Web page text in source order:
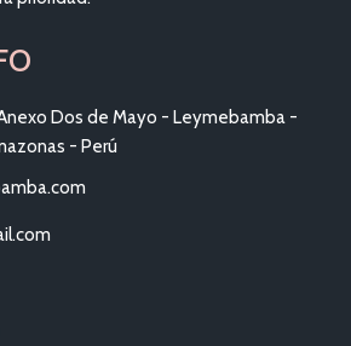
Anexo Dos de Mayo - Leymebamba -
- Perú